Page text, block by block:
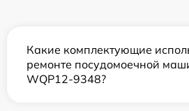
Какие комплектующие
ремонте посудомоечной
WQP12-9348?